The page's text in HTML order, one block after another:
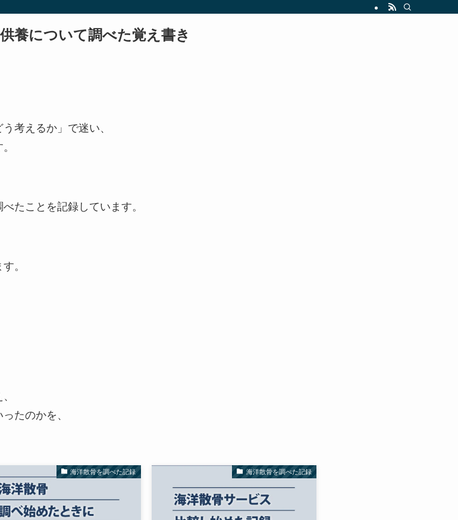
養について調べた覚え書き
考えるか」で迷い、
たことを記録しています。
。
たのかを、
海洋散骨を調べた記録 海洋散骨を調べた記録